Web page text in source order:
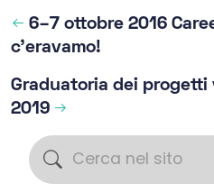
6–7 ottobre 2016
c’eravamo!
Graduatoria dei
2019